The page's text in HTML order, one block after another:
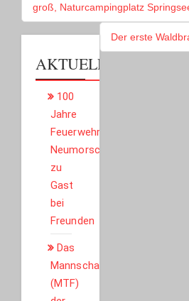
groß, Naturcampingplatz
Der erste
AKTUELLES
100
Jahre
Feuerwehr
Neumorschen:
zu
Gast
bei
Freunden
Das
(MTF)